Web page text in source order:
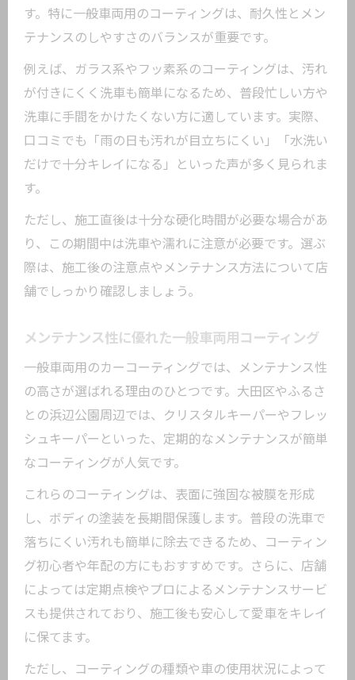
す。特に一般車両用のコーティングは、耐久性とメン
テナンスのしやすさのバランスが重要です。
例えば、ガラス系やフッ素系のコーティングは、汚れ
が付きにくく洗車も簡単になるため、普段忙しい方や
洗車に手間をかけたくない方に適しています。実際、
口コミでも「雨の日も汚れが目立ちにくい」「水洗い
だけで十分キレイになる」といった声が多く見られま
す。
ただし、施工直後は十分な硬化時間が必要な場合があ
り、この期間中は洗車や濡れに注意が必要です。選ぶ
際は、施工後の注意点やメンテナンス方法について店
舗でしっかり確認しましょう。
メンテナンス性に優れた一般車両用コーティング
一般車両用のカーコーティングでは、メンテナンス性
の高さが選ばれる理由のひとつです。大田区やふるさ
との浜辺公園周辺では、クリスタルキーパーやフレッ
シュキーパーといった、定期的なメンテナンスが簡単
なコーティングが人気です。
これらのコーティングは、表面に強固な被膜を形成
し、ボディの塗装を長期間保護します。普段の洗車で
落ちにくい汚れも簡単に除去できるため、コーティン
グ初心者や年配の方にもおすすめです。さらに、店舗
によっては定期点検やプロによるメンテナンスサービ
スも提供されており、施工後も安心して愛車をキレイ
に保てます。
ただし、コーティングの種類や車の使用状況によって